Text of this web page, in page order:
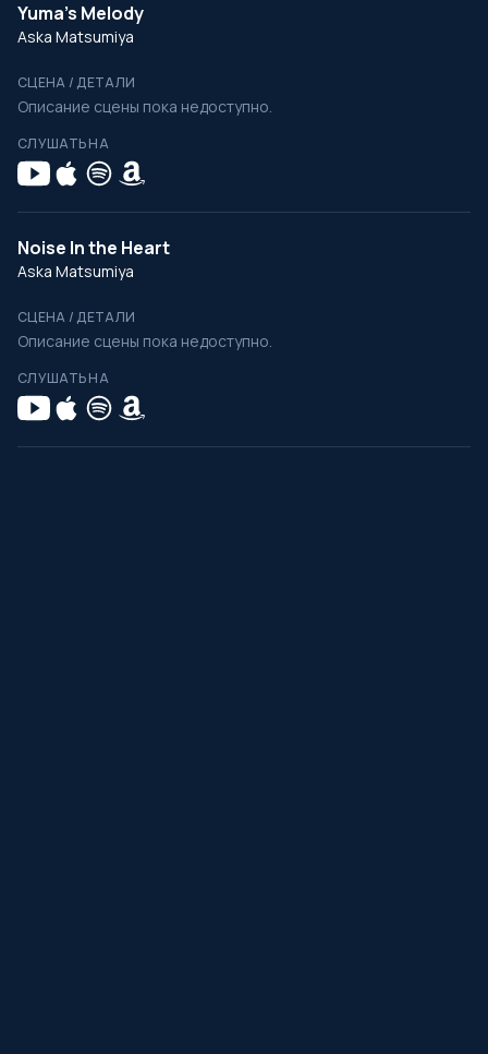
Yuma’s Melody
Aska Matsumiya
СЦЕНА / ДЕТАЛИ
Описание сцены пока недоступно.
СЛУШАТЬ НА
Noise In the Heart
Aska Matsumiya
СЦЕНА / ДЕТАЛИ
Описание сцены пока недоступно.
СЛУШАТЬ НА